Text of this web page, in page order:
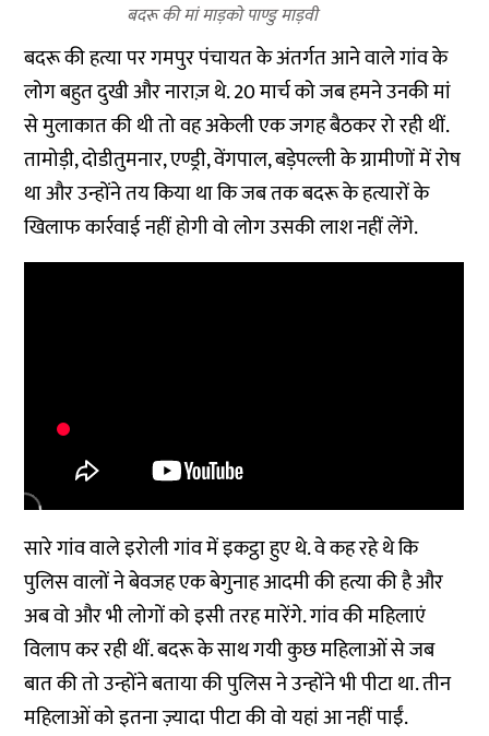
बदरू की मां माड़को पाण्डु माड़वी
बदरू की हत्या पर गमपुर पंचायत के अंतर्गत आने वाले गांव के
लोग बहुत दुखी और नाराज़ थे. 20 मार्च को जब हमने उनकी मां
से मुलाकात की थी तो वह अकेली एक जगह बैठकर रो रही थीं.
तामोड़ी, दोडीतुमनार, एण्ड्री, वेंगपाल, बड़ेपल्ली के ग्रामीणों में रोष
था और उन्होंने तय किया था कि जब तक बदरू के हत्यारों के
खिलाफ कार्रवाई नहीं होगी वो लोग उसकी लाश नहीं लेंगे.
सारे गांव वाले इरोली गांव में इकट्ठा हुए थे. वे कह रहे थे कि
पुलिस वालों ने बेवजह एक बेगुनाह आदमी की हत्या की है और
अब वो और भी लोगों को इसी तरह मारेंगे. गांव की महिलाएं
विलाप कर रही थीं. बदरू के साथ गयी कुछ महिलाओं से जब
बात की तो उन्होंने बताया की पुलिस ने उन्होंने भी पीटा था. तीन
महिलाओं को इतना ज़्यादा पीटा की वो यहां आ नहीं पाईं.